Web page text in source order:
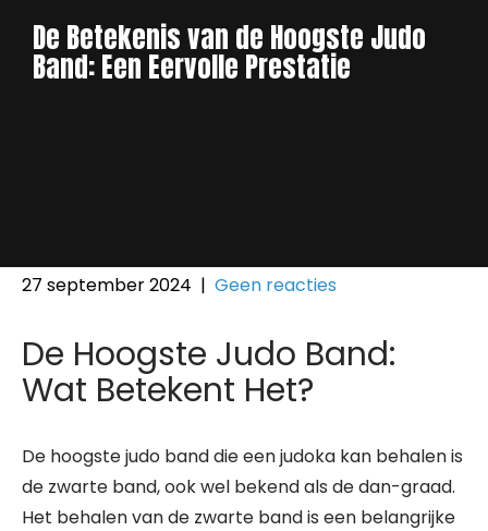
De Betekenis van de Hoogste Judo
Band: Een Eervolle Prestatie
27 september 2024 | Geen reacties
De Hoogste Judo Band:
Wat Betekent Het?
De hoogste judo band die een judoka kan behalen is
de zwarte band, ook wel bekend als de dan-graad.
Het behalen van de zwarte band is een belangrijke